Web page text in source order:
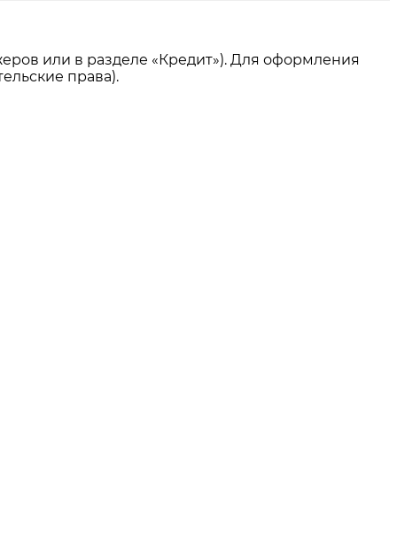
или в разделе «Кредит»). Для оформления
права).